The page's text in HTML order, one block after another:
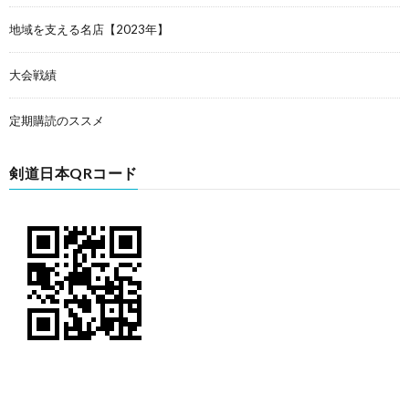
地域を支える名店【2023年】
大会戦績
定期購読のススメ
剣道日本QRコード